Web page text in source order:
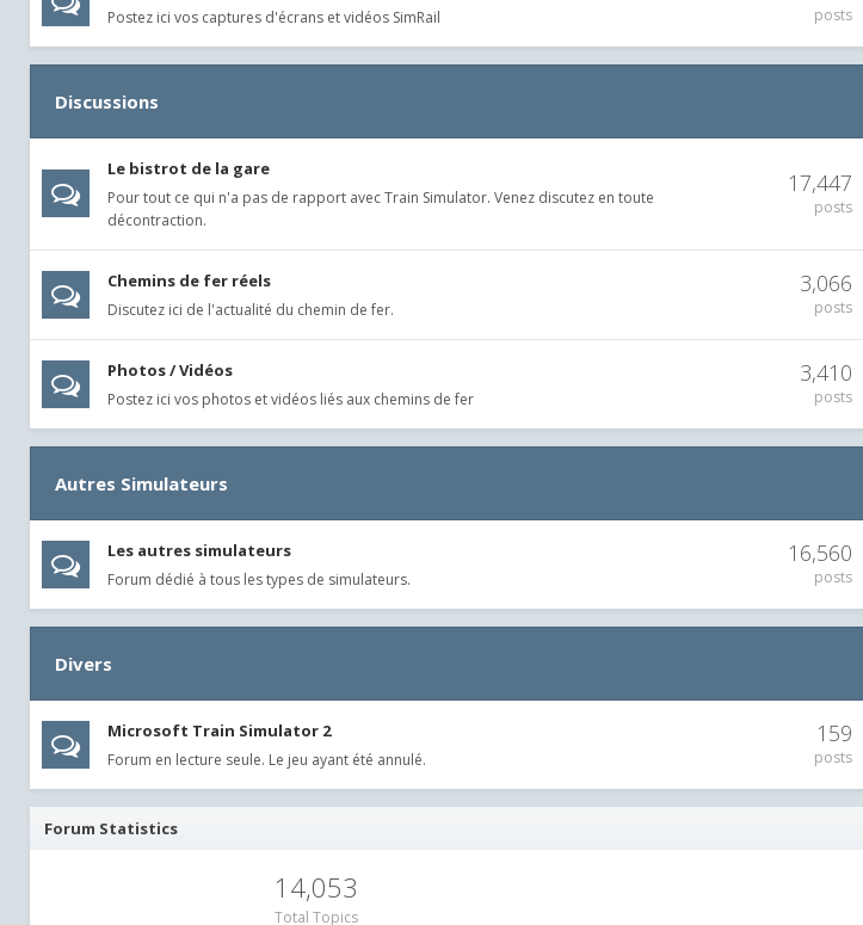
Postez ici vos captures d'écrans et vidéos SimRail posts
Discussions
Le bistrot de la gare
Pour tout ce qui n'a pas de rapport avec Train Simulator. Venez discutez en toute
décontraction.
17,447
posts
Chemins de fer réels
Discutez ici de l'actualité du chemin de fer.
3,066
posts
Photos / Vidéos
Postez ici vos photos et vidéos liés aux chemins de fer
3,410
posts
Autres Simulateurs
Les autres simulateurs
Forum dédié à tous les types de simulateurs.
16,560
posts
Divers
Microsoft Train Simulator 2
Forum en lecture seule. Le jeu ayant été annulé.
159
posts
Forum Statistics
14,053
Total Topics